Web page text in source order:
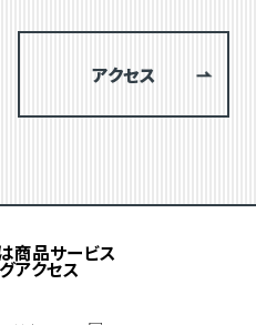
アクセス
商品サービス
アクセス